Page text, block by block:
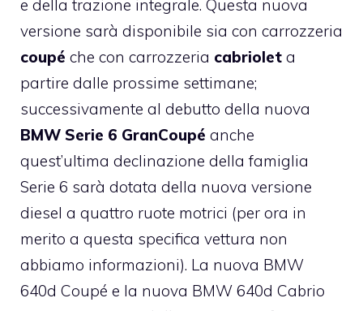
e della trazione integrale. Questa nuova
versione sarà disponibile sia con carrozzeria
coupé che con carrozzeria cabriolet a
partire dalle prossime settimane;
successivamente al debutto della nuova
BMW Serie 6 GranCoupé anche
quest’ultima declinazione della famiglia
Serie 6 sarà dotata della nuova versione
diesel a quattro ruote motrici (per ora in
merito a questa specifica vettura non
abbiamo informazioni). La nuova BMW
640d Coupé e la nuova BMW 640d Cabrio